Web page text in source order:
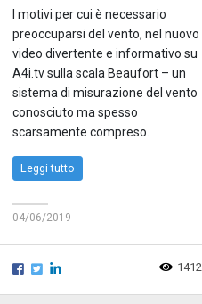
I motivi per cui è necessario
preoccuparsi del vento, nel nuovo
video divertente e informativo su
A4i.tv sulla scala Beaufort – un
sistema di misurazione del vento
conosciuto ma spesso
scarsamente compreso.
Leggi tutto
04/06/2019
1412